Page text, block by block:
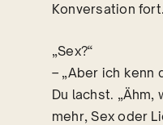
Konversation fort.
„Sex?“
– „Aber ich kenn
Du lachst.
mehr, Sex oder